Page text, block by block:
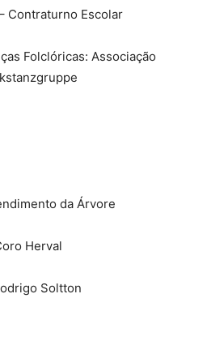
Contraturno Escolar
Folclóricas: Associação
da Árvore
Herval
Soltton